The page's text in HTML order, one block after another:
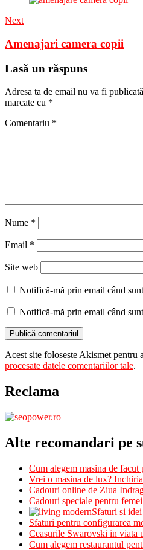
Next
Amenajari camera copii
Lasă un răspuns
Adresa ta de email nu va fi
marcate cu *
Comentariu *
Nume *
Email *
Site web
Notifică-mă prin email când
Notifică-mă prin email când
Acest site folosește Akismet pentru
procesate datele comentariilor tale.
Reclama
Alte recomandari pe
Cum alegem masina de facut
Vrei o masina de lux?
Cadouri online de Ziua
Cadouri speciale pentru
Sfaturi si
Sfaturi pentru configurarea
Ceasurile Swarovski in viata
Cum alegem restaurantul